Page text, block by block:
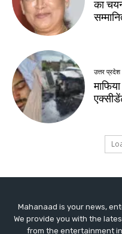
Mahanaad is your news,
We provide you with the
from the entertainment